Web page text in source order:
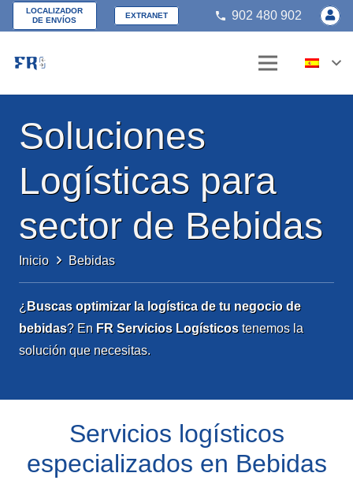
LOCALIZADOR
DE ENVÍOS
EXTRANET phone 902 480 902
Soluciones
Logísticas para
sector de Bebidas
Inicio Bebidas
¿ Buscas optimizar la logística de tu negocio de
bebidas? En FR Servicios Logísticostenemos la
solución que necesitas.
Servicios logísticos
especializados en Bebidas